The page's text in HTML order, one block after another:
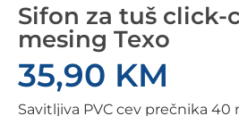
Sifon za tuš click-
mesing Texo
35,90 KM
Savitljiva PVC cev prečnika 40